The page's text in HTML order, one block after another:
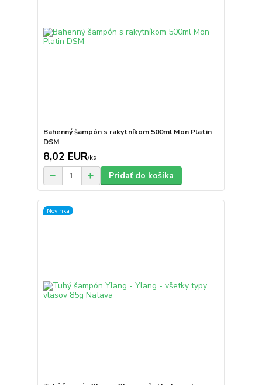
Bahenný šampón s rakytníkom 500ml Mon Platin
DSM
8,02 EUR/ks
Pridať do košíka
Novinka